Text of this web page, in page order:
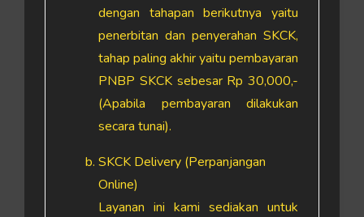
dengan tahapan berikutnya yaitu
penerbitan dan penyerahan SKCK,
tahap paling akhir yaitu pembayaran
PNBP SKCK sebesar Rp 30,000,-
(Apabila pembayaran dilakukan
secara tunai).
SKCK Delivery (Perpanjangan
Online)
Layanan ini kami sediakan untuk